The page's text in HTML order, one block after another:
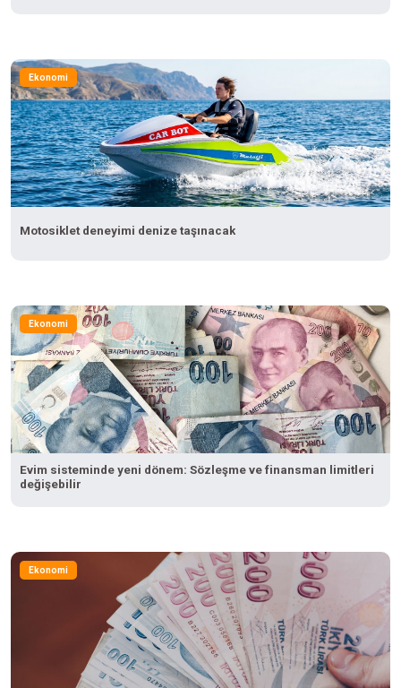
Ekonomi
Motosiklet deneyimi denize taşınacak
Ekonomi
Evim sisteminde yeni dönem: Sözleşme ve finansman limitleri
değişebilir
Ekonomi